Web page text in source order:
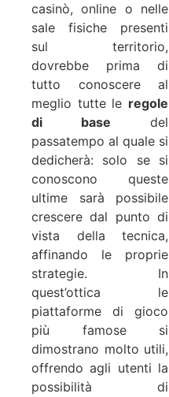
casinò, online o nelle
sale fisiche presenti
sul territorio,
dovrebbe prima di
tutto conoscere al
meglio tutte le regole
di base del
passatempo al quale si
dedicherà: solo se si
conoscono queste
ultime sarà possibile
crescere dal punto di
vista della tecnica,
affinando le proprie
strategie. In
quest’ottica le
piattaforme di gioco
più famose si
dimostrano molto utili,
offrendo agli utenti la
possibilità di